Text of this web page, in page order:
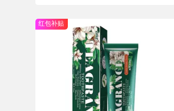
红包补贴